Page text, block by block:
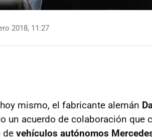
2018, 11:27
mismo, el fabricante alemán
un acuerdo de colaboración que
de vehículos autónomos